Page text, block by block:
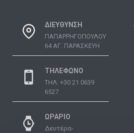
ΔΙΕΥΘΥΝΣΗ
ΠΑΠΑΡΡΗΓΟΠΟΥΛΟΥ
64 ΑΓ. ΠΑΡΑΣΚΕΥΗ
ΤΗΛΕΦΩΝΟ
ΤΗΛ: +30 21 0639
6527
ΩΡΑΡΙΟ
Δευτέρα-